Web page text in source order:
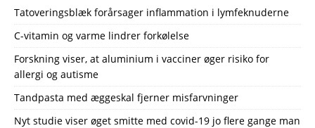
Tatoveringsblæk forårsager inflammation i lymfeknuderne
C-vitamin og varme lindrer forkølelse
Forskning viser, at aluminium i vacciner øger risiko for
allergi og autisme
Tandpasta med æggeskal fjerner misfarvninger
Nyt studie viser øget smitte med covid-19 jo flere gange man